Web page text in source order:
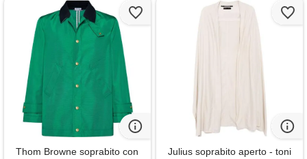
Thom Browne soprabito con
Julius soprabito aperto - toni